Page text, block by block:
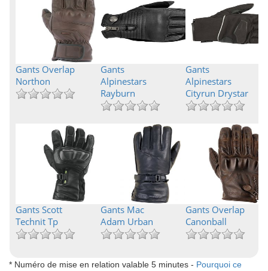
Gants Overlap
Northon
Gants
Alpinestars
Rayburn
Gants
Alpinestars
Cityrun Drystar
Gants Scott
Technit Tp
Gants Mac
Adam Urban
Gants Overlap
Canonball
* Numéro de mise en relation valable 5 minutes - Pourquoi ce